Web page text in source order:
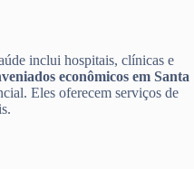
inclui hospitais, clínicas e
econômicos em Santa
Eles oferecem serviços de